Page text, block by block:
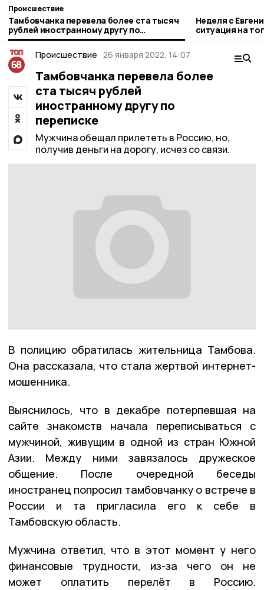
Происшествие
Тамбовчанка перевела более ста тысяч
рублей иностранному другу по
переписке
Неделя с
ситуация на
городе и
Происшествие 26 января 2022, 14:07
Тамбовчанка перевела более
ста тысяч рублей
иностранному другу по
переписке
Мужчина обещал прилететь в Россию, но,
получив деньги на дорогу, исчез со связи.
В полицию обратилась жительница Тамбова.
Она рассказала, что стала жертвой интернет-
мошенника.
Выяснилось, что в декабре потерпевшая на
сайте знакомств начала переписываться с
мужчиной, живущим в одной из стран Южной
Азии. Между ними завязалось дружеское
общение. После очередной беседы
иностранец попросил тамбовчанку о встрече в
России и та пригласила его к себе в
Тамбовскую область.
Мужчина ответил, что в этот момент у него
финансовые трудности, из-за чего он не
может оплатить перелёт в Россию.